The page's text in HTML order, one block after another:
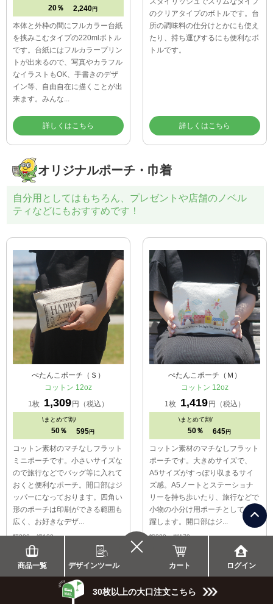
商品一覧 デザインツール カート ログイン
30枚以上の大口注文こちら
20％ 2,240 円
本体と外枠の間にフルカラー台紙
を挟みこむタイプの220mlボトル
です。台紙にはフルカラープリン
トが出来るので、写真やカラフル
なイラストもOK、手書きのデザ
イン等、自由自在に描くことが出
来ます。みんな...
詳しくはこちら
のクリアタイプのボトルです。台
所の調味料の仕分けとかにも使え
たり、持ち運びするにも便利なボ
トルです。
詳しくはこちら
オリジナルポーチ・巾着
自分用としてはもちろん、プレゼントや店舗のノベル
ティなどにもおすすめです！
ぺたんこポーチ（Ｓ）
コットン 12oz
1枚
1,309 円（税込）
\まとめて割/
50％ 595 円
コットン素材のマチなしフラット
ミニポーチです。小さいサイズな
ので旅行などでバッグ等に入れて
おくと便利なポーチ。開口部はジ
ッパーになっております。四角い
形のポーチは印刷ができる範囲も
広く、お好きなデザ...
幅200 x 縦120mm
ぺたんこポーチ（Ｍ）
コットン 12oz
1枚
1,419 円（税込）
\まとめて割/
50％ 645 円
コットン素材のマチなしフラット
ポーチです。大きめサイズで、
A5サイズがすっぽり収まるサイ
ズ感。A5ノートとステーショナ
リーを持ち歩いたり、旅行などで
小物の小分け用ポーチとしても活
躍します。開口部はジ...
幅230 x 縦170mm
詳しくはこちら